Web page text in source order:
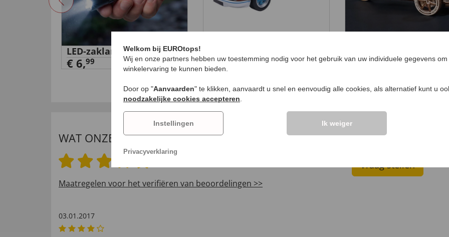
LED-zaklamp
€ 6,99 € 99,99 € 59,99
WAT ONZE INTERNATIONALE KLANTEN ZEGGEN
Maatregelen voor het verifiëren van beoordelingen >>
03.01.2017
UW
Vraag stellen
Welkom bij EUROtops!
Wij en onze partners hebben uw toestemming nodig voor het gebruik van uw individuele gegevens
winkelervaring te kunnen bieden.
Door op "Aanvaarden" te klikken, aanvaardt u snel en eenvoudig alle cookies, als alternatief kunt u
noodzakelijke cookies accepteren
Instellingen Ik weiger
Privacyverklaring